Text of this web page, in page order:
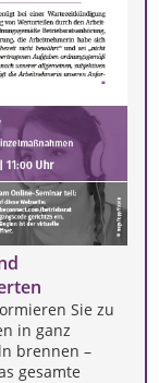
Sie zu
in ganz
brennen –
gesamte